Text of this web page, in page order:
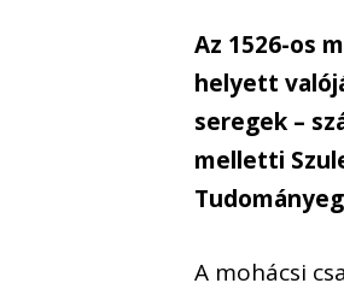
Az 1526-os
helyett
seregek –
melletti
A mohácsi